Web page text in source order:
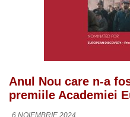
Anul Nou care n-a
premiile Academiei
6 NOIEMBRIE 2024